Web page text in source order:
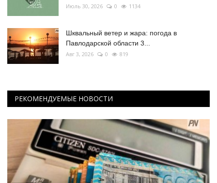
Июль 30, 2026 0 1134
Шквальный ветер и жара: погода в
Павлодарской области 3...
Авг 3, 2026 0 819
РЕКОМЕНДУЕМЫЕ НОВОСТИ